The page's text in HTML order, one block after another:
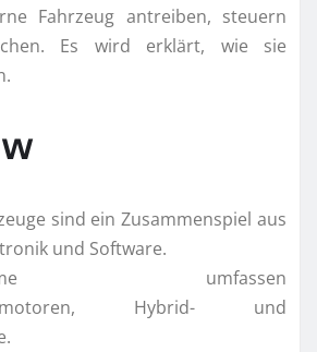
Fahrzeug antreiben, steuern
Es wird erklärt, wie sie
sind ein Zusammenspiel aus
und Software.
umfassen
Hybrid- und